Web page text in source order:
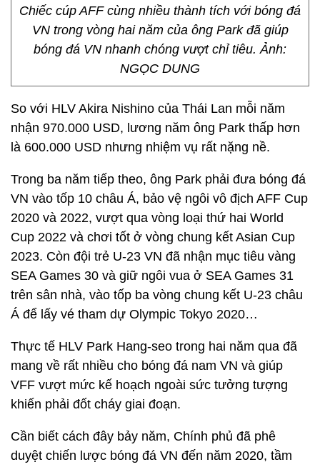
Chiếc cúp AFF cùng nhiều thành tích với bóng đá
VN trong vòng hai năm của ông Park đã giúp
bóng đá VN nhanh chóng vượt chỉ tiêu. Ảnh:
NGỌC DUNG
So với HLV Akira Nishino của Thái Lan mỗi năm
nhận 970.000 USD, lương năm ông Park thấp hơn
là 600.000 USD nhưng nhiệm vụ rất nặng nề.
Trong ba năm tiếp theo, ông Park phải đưa bóng đá
VN vào tốp 10 châu Á, bảo vệ ngôi vô địch AFF Cup
2020 và 2022, vượt qua vòng loại thứ hai World
Cup 2022 và chơi tốt ở vòng chung kết Asian Cup
2023. Còn đội trẻ U-23 VN đã nhận mục tiêu vàng
SEA Games 30 và giữ ngôi vua ở SEA Games 31
trên sân nhà, vào tốp ba vòng chung kết U-23 châu
Á để lấy vé tham dự Olympic Tokyo 2020…
Thực tế HLV Park Hang-seo trong hai năm qua đã
mang về rất nhiều cho bóng đá nam VN và giúp
VFF vượt mức kế hoạch ngoài sức tưởng tượng
khiến phải đốt cháy giai đoạn.
Cần biết cách đây bảy năm, Chính phủ đã phê
duyệt chiến lược bóng đá VN đến năm 2020, tầm